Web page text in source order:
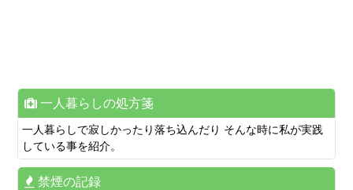
一人暮らしの処方箋
一人暮らしで寂しかったり落ち込んだり そんな時に私が実践
している事を紹介。
禁煙の記録